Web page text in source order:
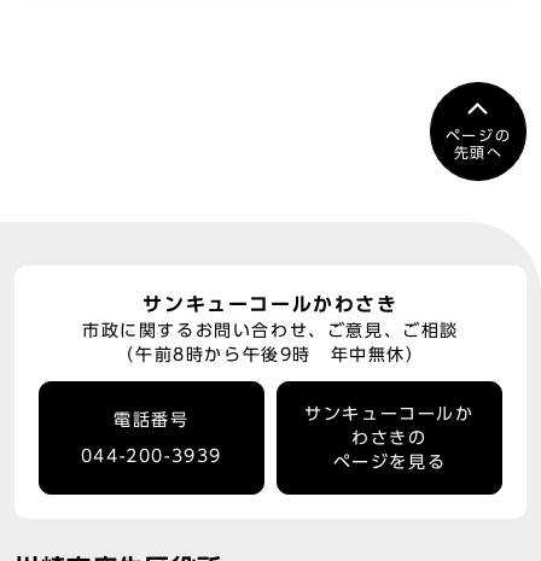
ページの
先頭へ
サンキューコールかわさき
市政に関するお問い合わせ、ご意見、ご相談
（午前8時から午後9時 年中無休）
電話番号
044-200-3939
サンキューコールか
わさきの
ページを見る